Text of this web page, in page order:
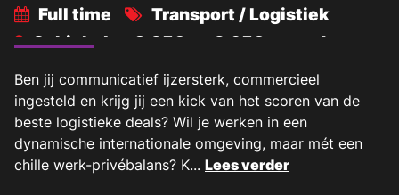
Full time
Transport / Logistiek
Schiphol
2.950 - 3.650 maand
Ben jij communicatief ijzersterk, commercieel
ingesteld en krijg jij een kick van het scoren van de
beste logistieke deals? Wil je werken in een
dynamische internationale omgeving, maar mét een
chille werk-privébalans? K... Lees verder